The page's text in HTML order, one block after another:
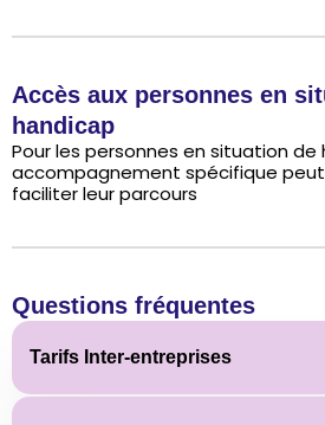
Accès aux personnes en
handicap
Pour les personnes en situation de
accompagnement spécifique
faciliter leur parcours
Questions fréquentes
Tarifs Inter-entreprises